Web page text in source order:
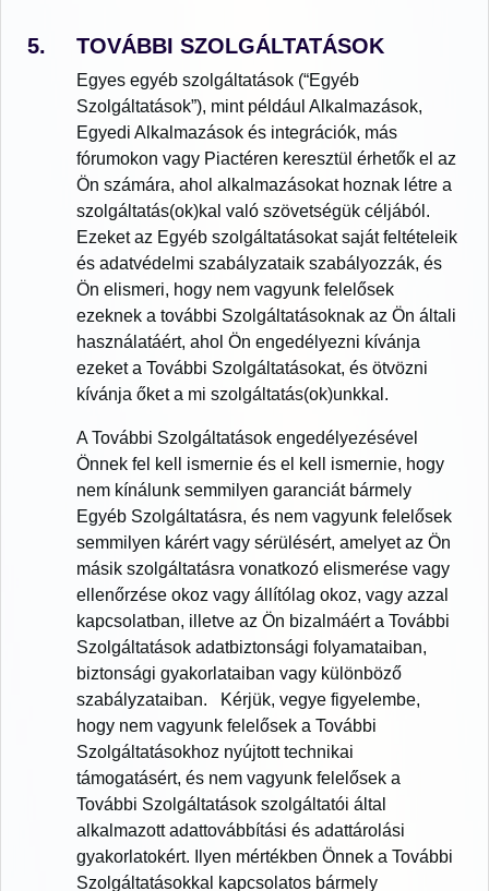
TOVÁBBI SZOLGÁLTATÁSOK
Egyes egyéb szolgáltatások (“Egyéb
Szolgáltatások”), mint például Alkalmazások,
Egyedi Alkalmazások és integrációk, más
fórumokon vagy Piactéren keresztül érhetők el az
Ön számára, ahol alkalmazásokat hoznak létre a
szolgáltatás(ok)kal való szövetségük céljából.
Ezeket az Egyéb szolgáltatásokat saját feltételeik
és adatvédelmi szabályzataik szabályozzák, és
Ön elismeri, hogy nem vagyunk felelősek
ezeknek a további Szolgáltatásoknak az Ön általi
használatáért, ahol Ön engedélyezni kívánja
ezeket a További Szolgáltatásokat, és ötvözni
kívánja őket a mi szolgáltatás(ok)unkkal.
A További Szolgáltatások engedélyezésével
Önnek fel kell ismernie és el kell ismernie, hogy
nem kínálunk semmilyen garanciát bármely
Egyéb Szolgáltatásra, és nem vagyunk felelősek
semmilyen kárért vagy sérülésért, amelyet az Ön
másik szolgáltatásra vonatkozó elismerése vagy
ellenőrzése okoz vagy állítólag okoz, vagy azzal
kapcsolatban, illetve az Ön bizalmáért a További
Szolgáltatások adatbiztonsági folyamataiban,
biztonsági gyakorlataiban vagy különböző
szabályzataiban. Kérjük, vegye figyelembe,
hogy nem vagyunk felelősek a További
Szolgáltatásokhoz nyújtott technikai
támogatásért, és nem vagyunk felelősek a
További Szolgáltatások szolgáltatói által
alkalmazott adattovábbítási és adattárolási
gyakorlatokért. Ilyen mértékben Önnek a További
Szolgáltatásokkal kapcsolatos bármely